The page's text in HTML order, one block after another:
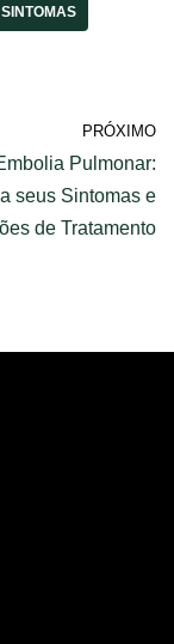
SINTOMAS
PRÓXIMO
Pulmonar:
seus Sintomas e
de Tratamento